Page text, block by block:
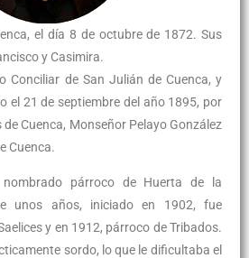
el día 8 de octubre de 1872. Sus
y Casimira.
Conciliar de San Julián de Cuenca, y
el 21 de septiembre del año 1895, por
de Cuenca, Monseñor Pelayo González
Cuenca.
párroco de Huerta de la
unos años, iniciado en 1902, fue
y en 1912, párroco de Tribados.
sordo, lo que le dificultaba el